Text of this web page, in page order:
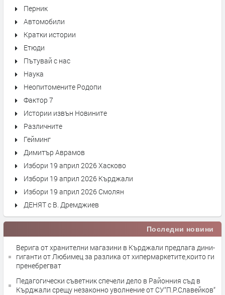
Перник
Автомобили
Кратки истории
Етюди
Пътувай с нас
Наука
Неопитомените Родопи
Фактор 7
Истории извън Новините
Различните
Гейминг
Димитър Аврамов
Избори 19 април 2026 Хасково
Избори 19 април 2026 Кърджали
Избори 19 април 2026 Смолян
ДЕНЯТ с В. Дремджиев
Последни новини
Верига от хранителни магазини в Кърджали предлага дини-
гиганти от Любимец за разлика от хипермаркетите,които ги
пренебрегват
Педагогически съветник спечели дело в Районния съд в
Кърджали срещу незаконно уволнение от СУ“П.Р.Славейков“